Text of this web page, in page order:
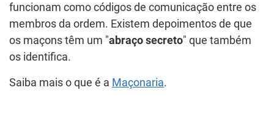
funcionam como códigos de comunicação entre os
membros da ordem. Existem depoimentos de que
os maçons têm um "abraço secreto" que também
os identifica.
Saiba mais o que é a Maçonaria.